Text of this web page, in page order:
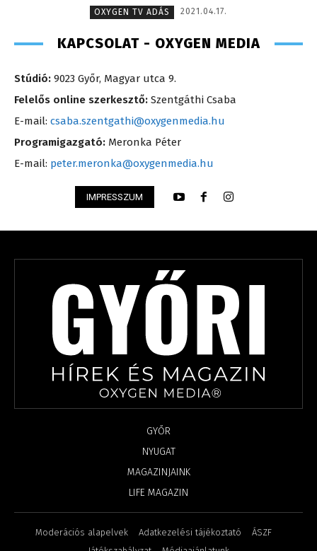
OXYGEN TV ADÁS
2021.04.17.
KAPCSOLAT - OXYGEN MEDIA
Stúdió: 9023 Győr, Magyar utca 9.
Felelős online szerkesztő: Szentgáthi Csaba
E-mail: csaba.szentgathi@oxygenmedia.hu
Programigazgató: Meronka Péter
E-mail: peter.meronka@oxygenmedia.hu
IMPRESSZUM
GYŐR
NYUGAT
MAGAZINJAINK
LIFE MAGAZIN
Moderációs alapelvek Adatkezelési tájékoztató
ÁSZF